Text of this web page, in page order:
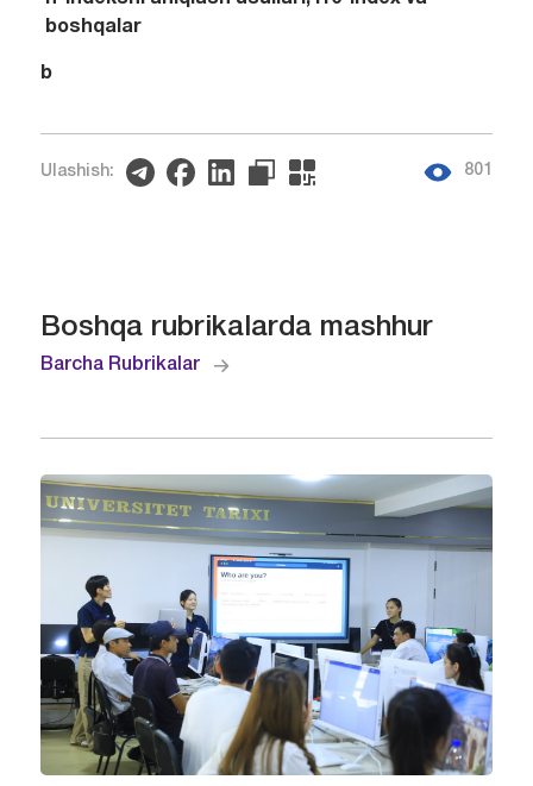
boshqalar
b
Ulashish: 801
Boshqa rubrikalarda mashhur
Barcha Rubrikalar